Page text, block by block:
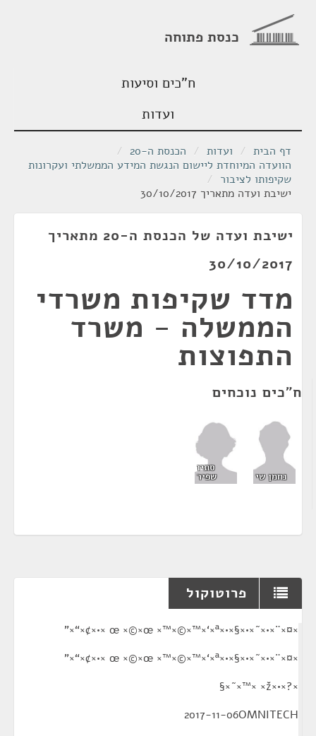
כנסת פתוחה
ח"כים וסיעות
ועדות
דף הבית / ועדות / הכנסת ה-20
/
הוועדה המיוחדת ליישום הנגשת המידע הממשלתי ועקרונות
שקיפותו לציבור /
ישיבת ועדה מתאריך 30/10/2017
ישיבת ועדה של הכנסת ה-20 מתאריך
30/10/2017
מדד שקיפות משרדי
הממשלה - משרד
התפוצות
ח"כים נוכחים
נחמן שי
סתיו
שפיר
פרוטוקול
×¤×¨×•×˜×•×§×•×œ ×©×œ ×™×©×™×‘×ª ×•×¢×“×”
×¤×¨×•×˜×•×§×•×œ ×©×œ ×™×©×™×‘×ª ×•×¢×“×”
×?×•×ž× ×™×˜×§
2017-11-06OMNITECH